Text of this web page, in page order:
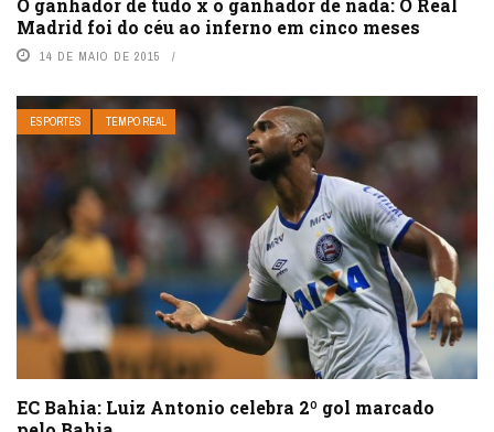
O ganhador de tudo x o ganhador de nada: O Real
Madrid foi do céu ao inferno em cinco meses
14 DE MAIO DE 2015
ESPORTES TEMPO REAL
EC Bahia: Luiz Antonio celebra 2º gol marcado